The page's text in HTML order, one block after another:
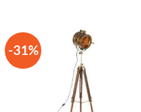
-31%